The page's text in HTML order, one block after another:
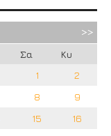
Σα
Κυ
1
2
8
9
15
16